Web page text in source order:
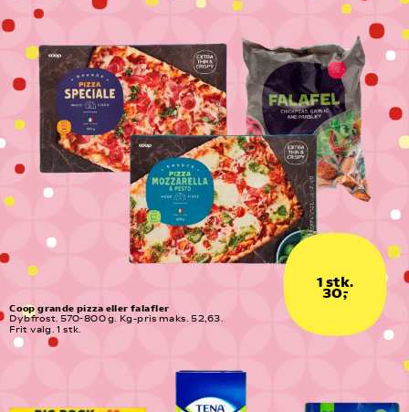
1 stk.
30,-
Coop grande pizza eller falafler
Dybfrost. 570-800 g. Kg-pris maks. 52,63.
Frit valg. 1 stk.